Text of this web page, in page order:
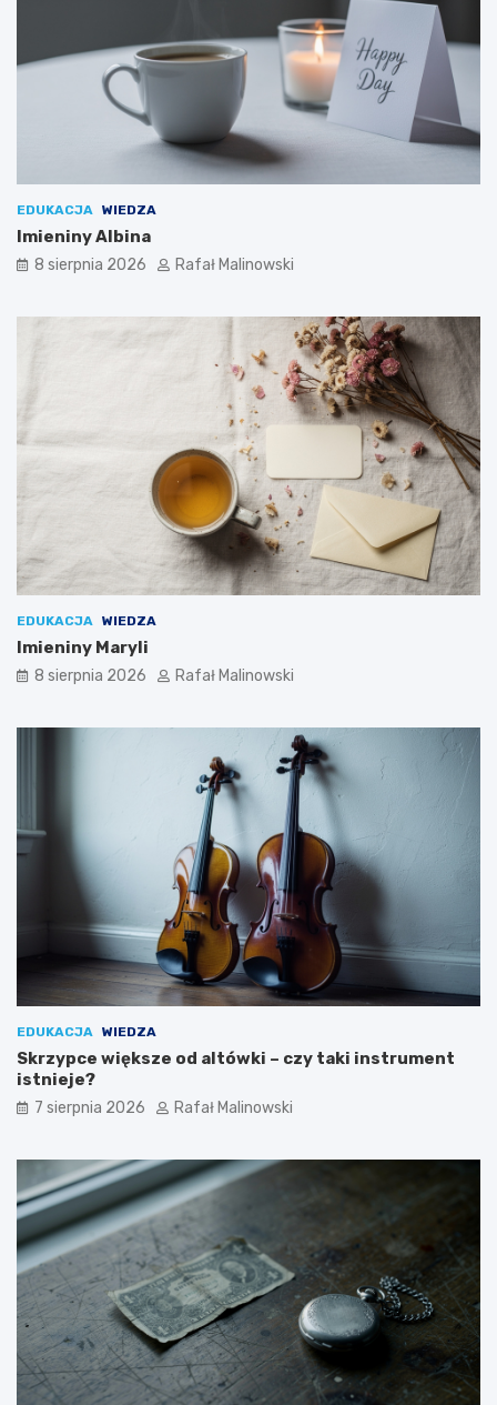
EDUKACJA WIEDZA
Imieniny Albina
8 sierpnia 2026 Rafał Malinowski
EDUKACJA WIEDZA
Imieniny Maryli
8 sierpnia 2026 Rafał Malinowski
EDUKACJA WIEDZA
Skrzypce większe od altówki – czy taki instrument
istnieje?
7 sierpnia 2026 Rafał Malinowski